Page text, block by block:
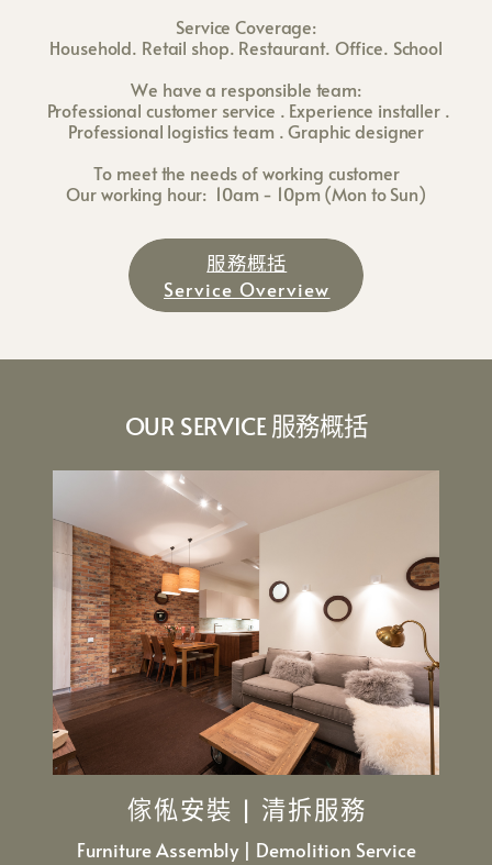
Service Coverage:
Household. Retail shop. Restaurant. Office. School
We have a responsible team:
Professional customer service . Experience installer . ​
Professional logistics team . Graphic designer
To meet the needs of working customer
Ourworking hour: 10am - 10pm (Mon to Sun)
服務概括
Service Overview
OUR SERVICE 服務概括
傢俬安裝 | 清拆服務
Furniture Assembly | Demolition Service